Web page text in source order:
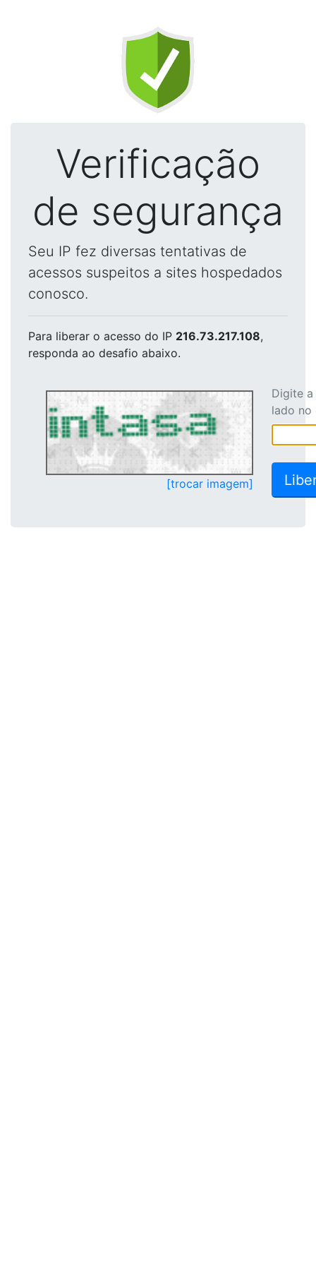
Verificação
de segurança
Seu IP fez diversas tentativas de
acessos suspeitos a sites hospedados
conosco.
Para liberar o acesso do IP 216.73.217.108,
responda ao desafio abaixo.
[trocar imagem]
Digite
lado no